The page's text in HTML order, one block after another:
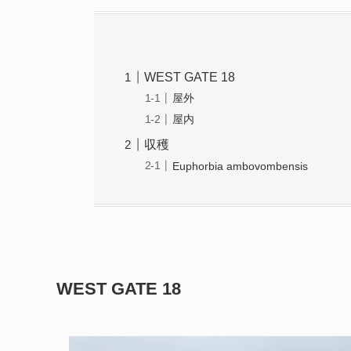
WEST GATE 18
屋外
屋内
収穫
Euphorbia ambovombensis
WEST GATE 18